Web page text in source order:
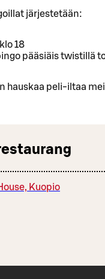
järjestetään:
18
pääsiäis twistillä to
hauskaa peli-iltaa
Kuopio